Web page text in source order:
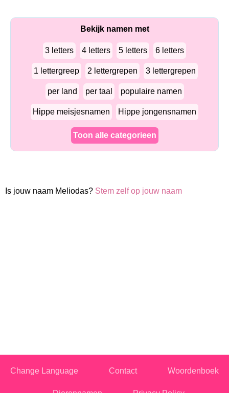
Bekijk namen met
3 letters 4 letters 5 letters 6 letters
1 lettergreep 2 lettergrepen 3 lettergrepen
per land per taal populaire namen
Hippe meisjesnamen Hippe jongensnamen
Toon alle categorieen
Is jouw naam Meliodas? Stem zelf op jouw naam
Change Language Contact Woordenboek